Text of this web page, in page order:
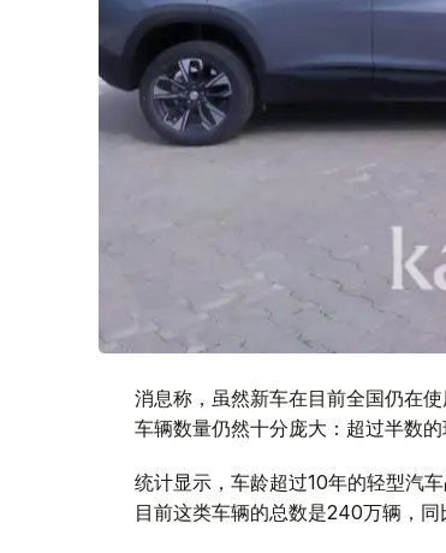
消息称，虽然新车在目前全国仍在
车辆数量仍然十分庞大：超过半数
统计显示，车龄超过10年的轻型汽
目前这类车辆的总数是240万辆，同